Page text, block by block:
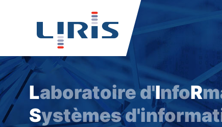
Laboratoire d'InfoR
Systèmes